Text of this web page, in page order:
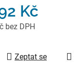
Kč
bez DPH
Zeptat se